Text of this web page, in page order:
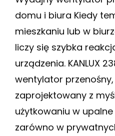
domu i biura Kiedy
mieszkaniu lub w
liczy się szybka
urządzenia. KANLUX
wentylator
zaprojektowany z
użytkowaniu w
zarówno w